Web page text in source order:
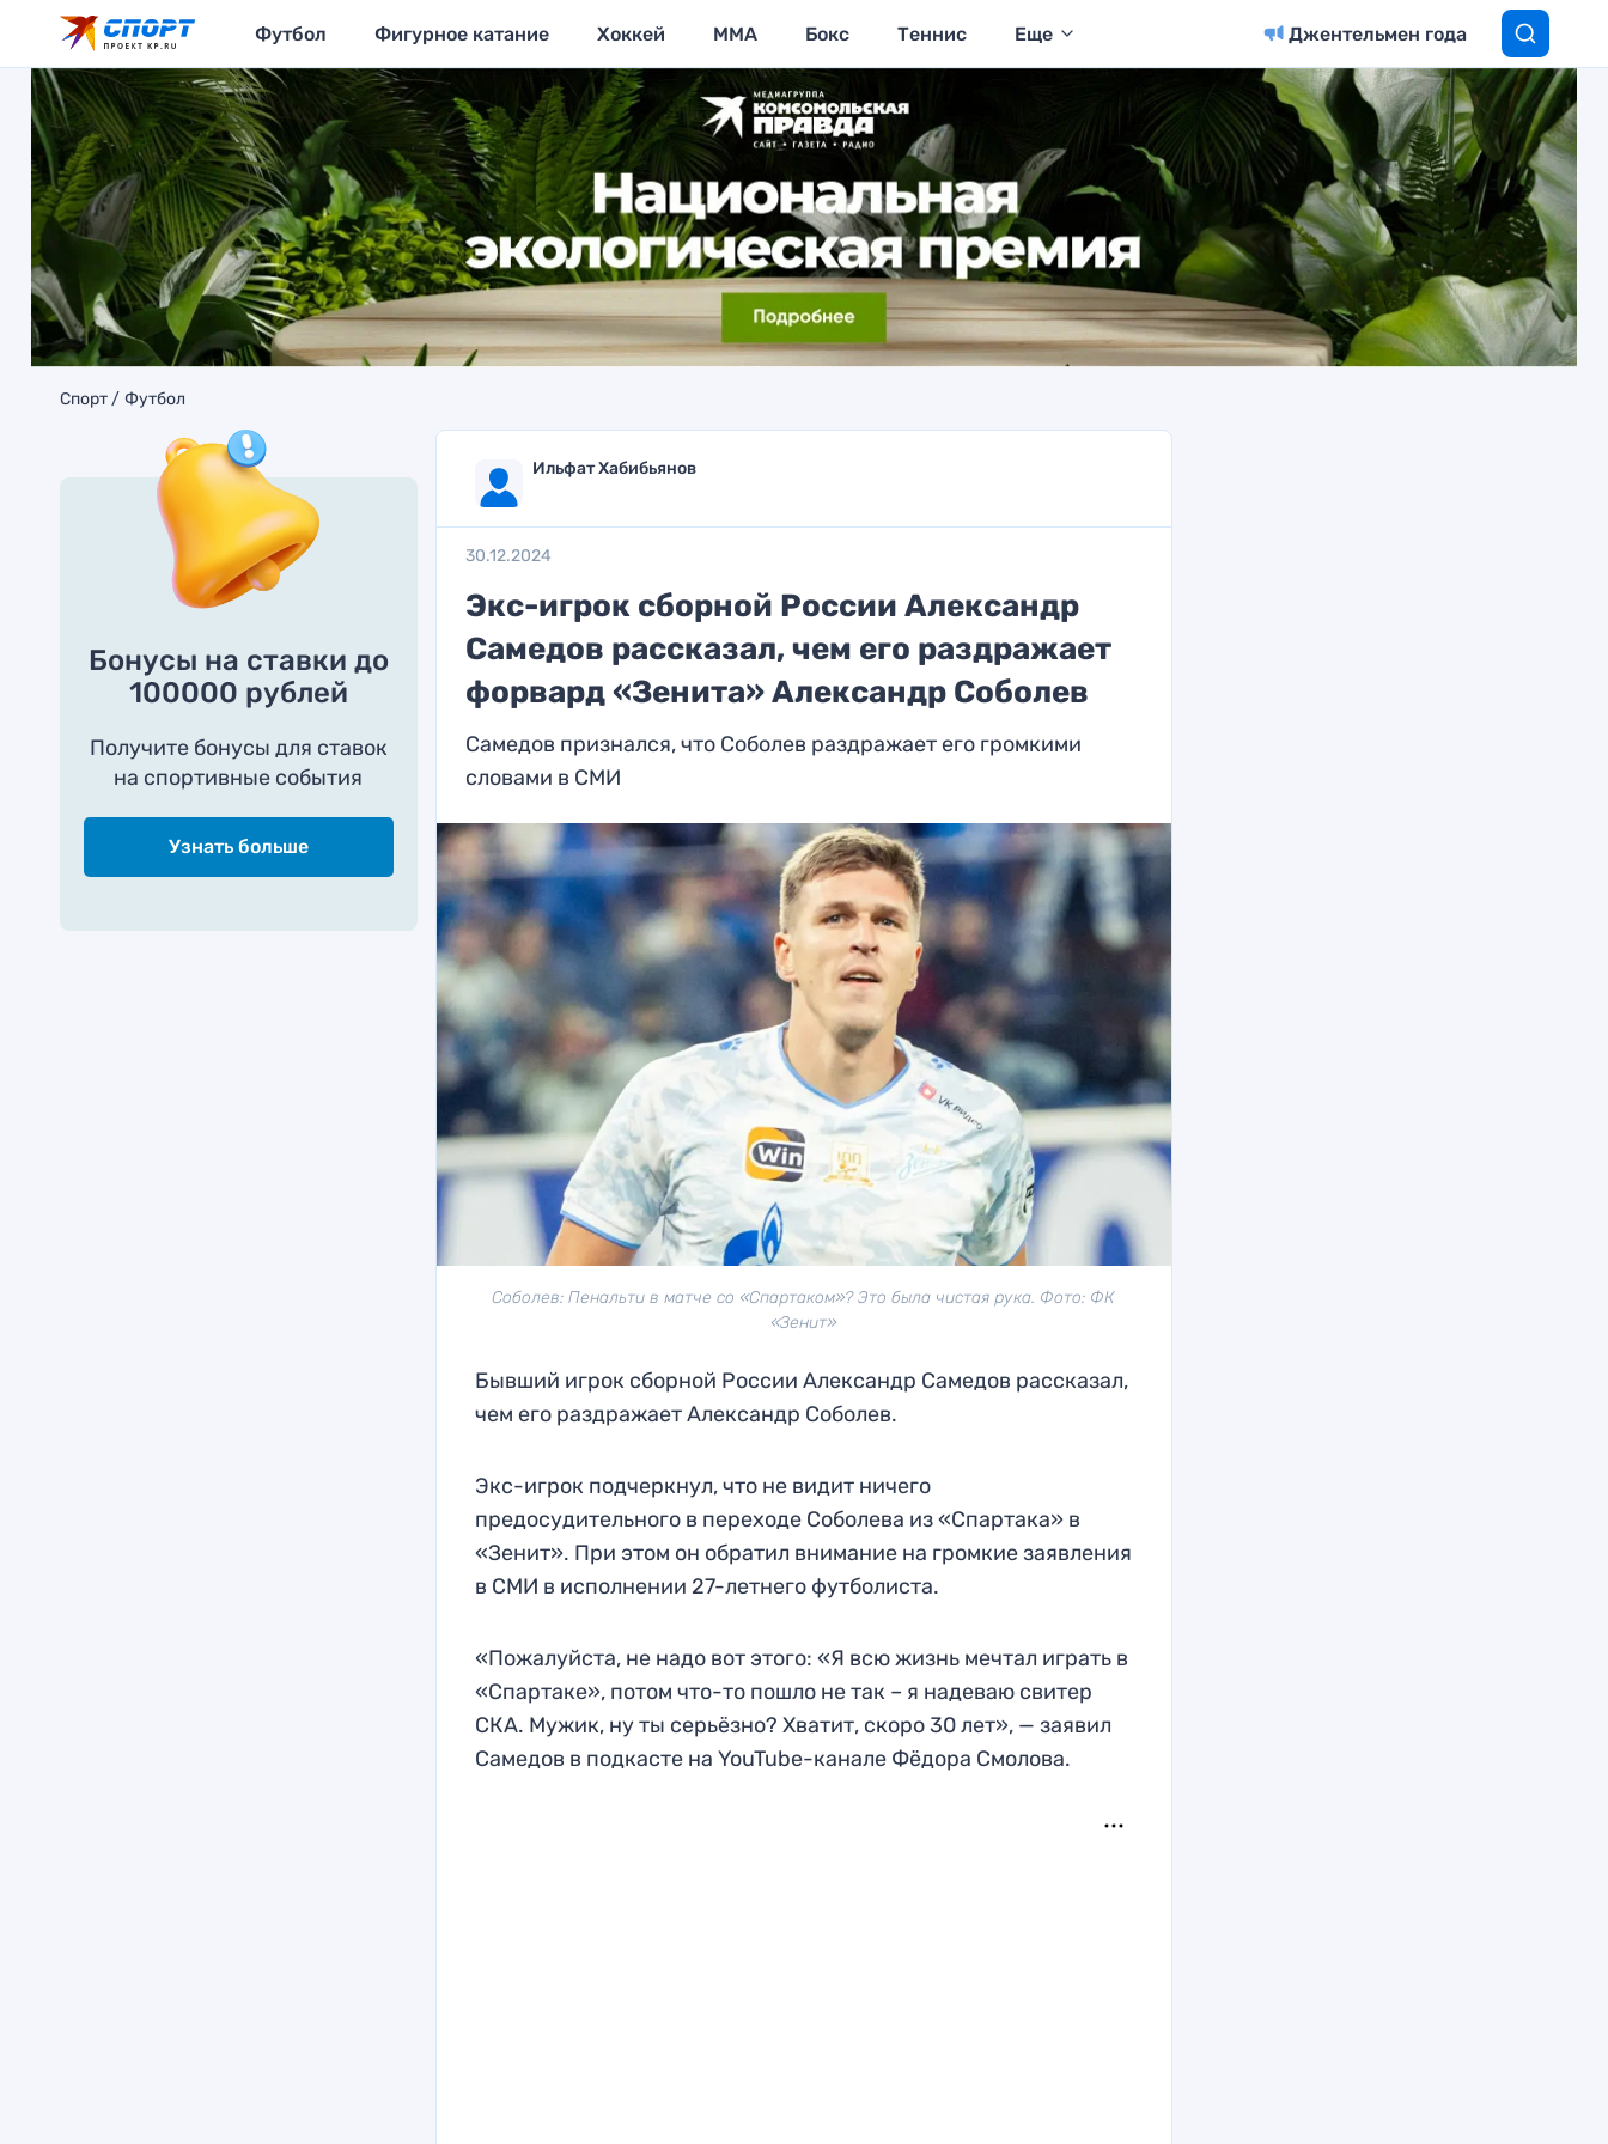
Футбол Фигурное катание Хоккей MMA Бокс Теннис Еще Джентельмен года
Спорт Футбол
Бонусы на ставки до
100000 рублей
Получите бонусы для ставок
на спортивные события
Узнать больше
Ильфат Хабибьянов
30.12.2024
Экс-игрок сборной России Александр
Самедов рассказал, чем его раздражает
форвард «Зенита» Александр Соболев
Самедов признался, что Соболев раздражает его громкими
словами в СМИ
Соболев: Пенальти в матче со «Спартаком»? Это была чистая рука. Фото: ФК
«Зенит»
Бывший игрок сборной России Александр Самедов рассказал,
чем его раздражает Александр Соболев.
Экс-игрок подчеркнул, что не видит ничего
предосудительного в переходе Соболева из «Спартака» в
«Зенит». При этом он обратил внимание на громкие заявления
в СМИ в исполнении 27-летнего футболиста.
«Пожалуйста, не надо вот этого: «Я всю жизнь мечтал играть в
«Спартаке», потом что-то пошло не так – я надеваю свитер
СКА. Мужик, ну ты серьёзно? Хватит, скоро 30 лет», — заявил
Самедов в подкасте на YouTube-канале Фёдора Смолова.